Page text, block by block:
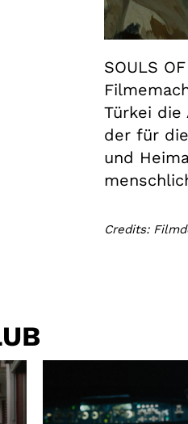
SOULS
Türkei die
der für
und
Credits: